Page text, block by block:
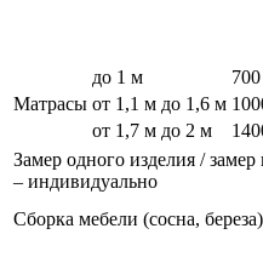
Матрасы
до 1 м 700
от 1,1 м до 1,6 м
от 1,7 м до 2 м
Замер одного изделия /
– индивидуально
Сборка мебели (сосна, береза)